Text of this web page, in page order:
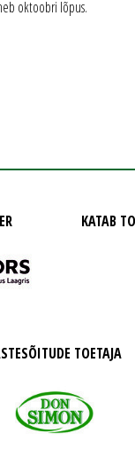
oktoobri lõpus.
KATAB
TOETAJA